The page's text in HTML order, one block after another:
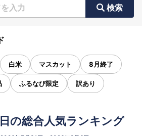
検索
白米 マスカット 8月終了
ふるなび限定 訳あり
の総合人気ランキング